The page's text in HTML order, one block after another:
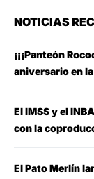
NOTICIAS
¡¡¡Panteón
aniversario en
El IMSS y el
con la
El Pato Merlín